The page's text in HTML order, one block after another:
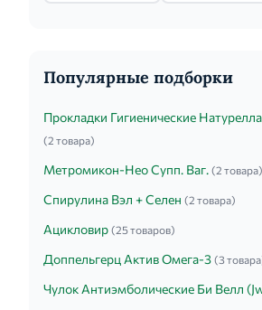
Популярные подборки
Прокладки Гигиенические
(2 товара)
Метромикон-Нео Супп. Ваг. (2 товара)
Спирулина Вэл + Селен (2 товара)
Ацикловир (25 товаров)
Доппельгерц Актив Омега-3 (3
Чулок Антиэмболические Би Велл